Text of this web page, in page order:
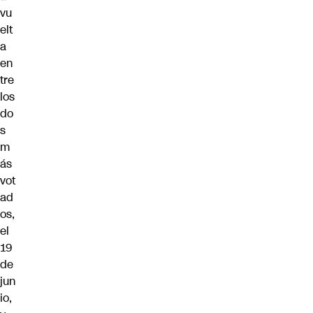
vu
elt
a
en
tre
los
do
s
m
ás
vot
ad
os,
el
19
de
jun
io,